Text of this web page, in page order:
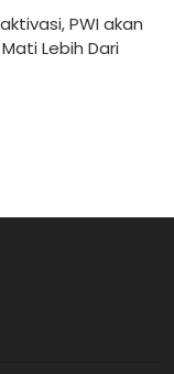
PWI akan
Lebih Dari